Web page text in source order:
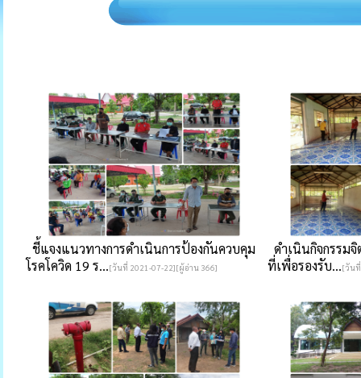
ชี้แจงแนวทางการดำเนินการป้องกันควบคุม
โรคโควิด 19 ร...[วันที่ 2021-07-22][ผู้อ่าน 366]
ดำเนินกิจกรรม
ที่เพื่อรองรับ...[วัน